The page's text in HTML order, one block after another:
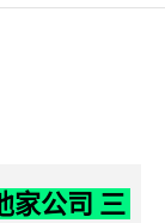
家公司 三